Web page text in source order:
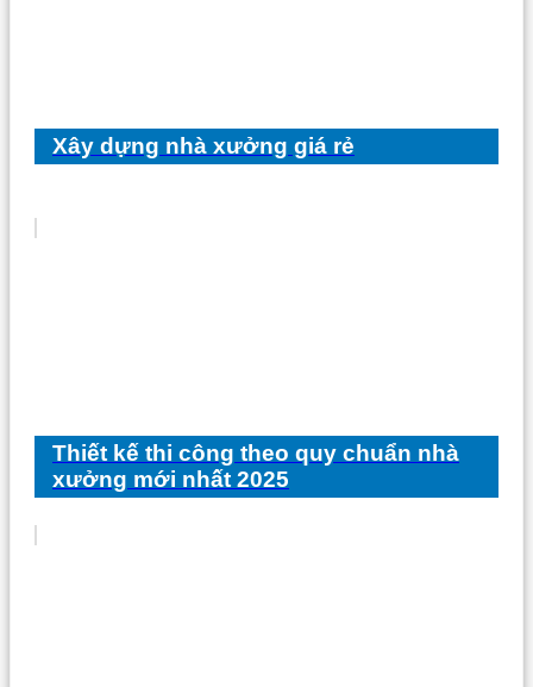
Xây dựng nhà xưởng giá rẻ
Thiết kế thi công theo quy chuẩn nhà
xưởng mới nhất 2025